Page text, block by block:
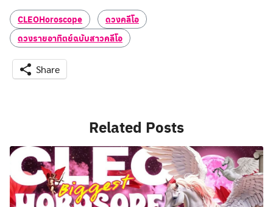
CLEOHoroscope
ดวงคลีโอ
ดวงรายอาทิตย์ฉบับสาวคลีโอ
Share
Related Posts